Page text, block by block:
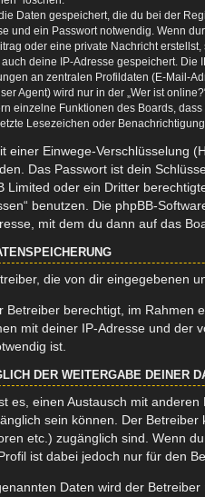
Daten gespeichert, die du bei der
und ein Passwort notwendig. Wenn
oder eine private Nachricht
deine IP-Adresse gespeichert.
an zentralen Profildaten (E-Mail-
Agent) wird nur in der „Wer ist
einzelne Funktionen des Boards,
Lesezeichen oder
einer Einwege-Verschlüsselung
Das Passwort ist dein
Limited oder ein Dritter
benutzen. Die phpBB-
mit dem du dann auf das
die von dir eingegebenen
Betreiber berechtigt, im Rahmen
mit deiner IP-Adresse und der
ist.
DER WEITERGABE DEINER
es, einen Austausch mit
sein können. Der
etc.) zugänglich sind. Wenn
ist dabei jedoch nur für den
Daten wird der